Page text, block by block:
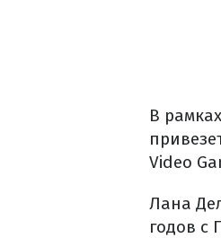
В
Video
Лана
годов с